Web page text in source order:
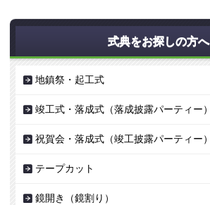
式典をお探しの方へ
地鎮祭・起工式
竣工式・落成式（落成披露パーティー）
祝賀会・落成式（竣工披露パーティー）
テープカット
鏡開き（鏡割り）